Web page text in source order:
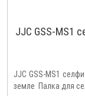
JJC GSS-MS1
JJC GSS-MS1
земле Палка для